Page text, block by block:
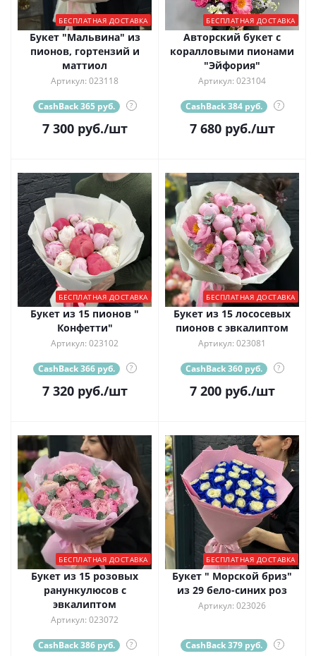
БЕСПЛАТНАЯ ДОСТАВКА
Букет "Мальвина" из
пионов, гортензий и
маттиол
Артикул: 023118
CashBack 365 руб. ?
7 300руб./шт
БЕСПЛАТНАЯ ДОСТАВКА
Авторский букет с
коралловыми пионами
"Эйфория"
Артикул: 023104
CashBack 384 руб. ?
7 680руб./шт
БЕСПЛАТНАЯ ДОСТАВКА
Букет из 15 пионов "
Конфетти"
Артикул: 023102
CashBack 366 руб. ?
7 320руб./шт
БЕСПЛАТНАЯ ДОСТАВКА
Букет из 15 лососевых
пионов с эвкалиптом
Артикул: 023081
CashBack 360 руб. ?
7 200руб./шт
БЕСПЛАТНАЯ ДОСТАВКА
Букет из 15 розовых
ранункулюсов с
эвкалиптом
Артикул: 023072
CashBack 386 руб. ?
БЕСПЛАТНАЯ ДОСТАВКА
Букет " Морской бриз"
из 29 бело-синих роз
Артикул: 023026
CashBack 379 руб. ?